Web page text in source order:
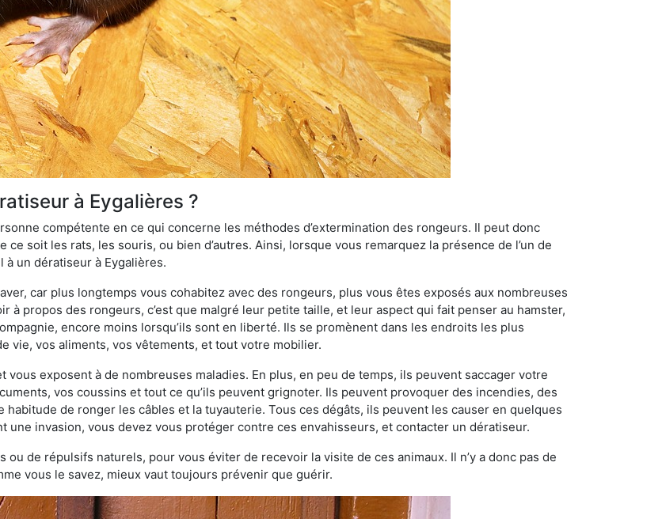
à Eygalières ?
compétente en ce qui concerne les méthodes d’extermination des rongeurs. Il peut donc
soit les rats, les souris, ou bien d’autres. Ainsi, lorsque vous remarquez la présence de l’un de
un dératiseur à Eygalières.
car plus longtemps vous cohabitez avec des rongeurs, plus vous êtes exposés aux nombreuses
à propos des rongeurs, c’est que malgré leur petite taille, et leur aspect qui fait penser au hamster,
encore moins lorsqu’ils sont en liberté. Ils se promènent dans les endroits les plus
vie, vos aliments, vos vêtements, et tout votre mobilier.
exposent à de nombreuses maladies. En plus, en peu de temps, ils peuvent saccager votre
vos coussins et tout ce qu’ils peuvent grignoter. Ils peuvent provoquer des incendies, des
de ronger les câbles et la tuyauterie. Tous ces dégâts, ils peuvent les causer en quelques
une invasion, vous devez vous protéger contre ces envahisseurs, et contacter un dératiseur.
de répulsifs naturels, pour vous éviter de recevoir la visite de ces animaux. Il n’y a donc pas de
vous le savez, mieux vaut toujours prévenir que guérir.